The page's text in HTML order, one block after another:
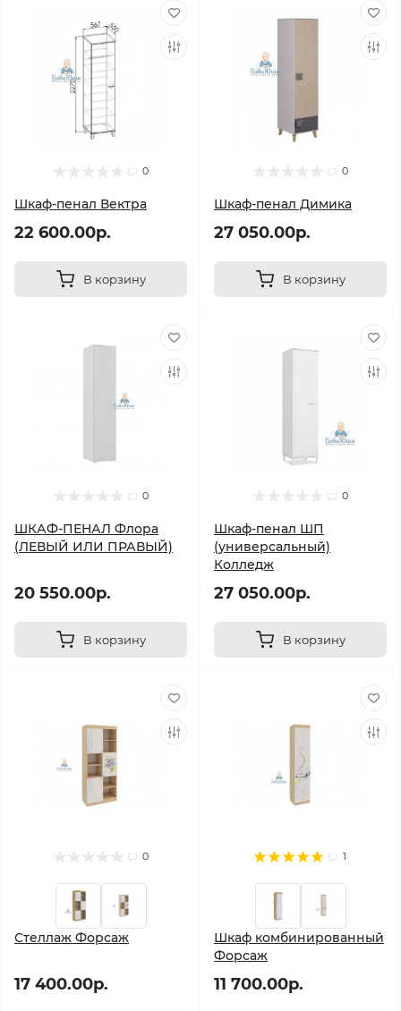
0
Шкаф-пенал Вектра
22 600.00р.
В корзину
0
Шкаф-пенал Димика
27 050.00р.
В корзину
0
ШКАФ-ПЕНАЛ Флора
(ЛЕВЫЙ ИЛИ ПРАВЫЙ)
20 550.00р.
В корзину
0
Шкаф-пенал ШП
(универсальный)
Колледж
27 050.00р.
В корзину
0
Стеллаж Форсаж
17 400.00р.
1
Шкаф комбинированный
Форсаж
11 700.00р.